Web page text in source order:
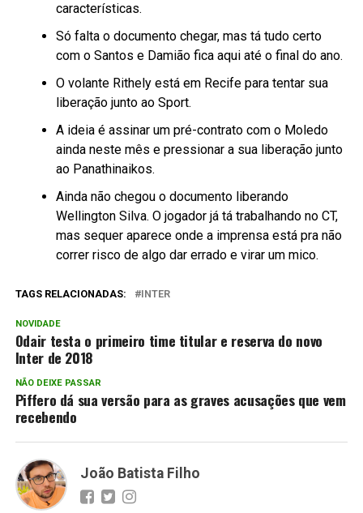
características.
Só falta o documento chegar, mas tá tudo certo
com o Santos e Damião fica aqui até o final do ano.
O volante Rithely está em Recife para tentar sua
liberação junto ao Sport.
A ideia é assinar um pré-contrato com o Moledo
ainda neste mês e pressionar a sua liberação junto
ao Panathinaikos.
Ainda não chegou o documento liberando
Wellington Silva. O jogador já tá trabalhando no CT,
mas sequer aparece onde a imprensa está pra não
correr risco de algo dar errado e virar um mico.
TAGS RELACIONADAS: INTER
NOVIDADE
Odair testa o primeiro time titular e reserva do novo
Inter de 2018
NÃO DEIXE PASSAR
Piffero dá sua versão para as graves acusações que vem
recebendo
João Batista Filho